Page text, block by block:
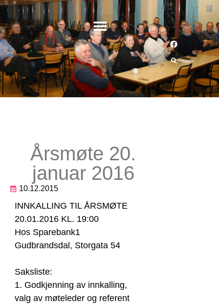
Årsmøte 20.
januar 2016
10.12.2015
INNKALLING TIL ÅRSMØTE
20.01.2016 KL. 19:00
Hos Sparebank1
Gudbrandsdal, Storgata 54
Saksliste:
1. Godkjenning av innkalling,
valg av møteleder og referent